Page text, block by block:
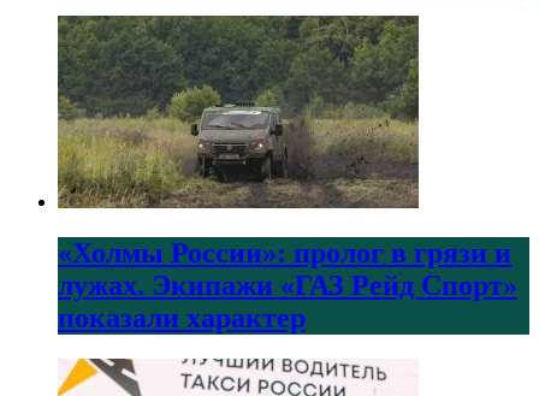
«Холмы России»: пролог в грязи и
лужах. Экипажи «ГАЗ Рейд Спорт»
показали характер